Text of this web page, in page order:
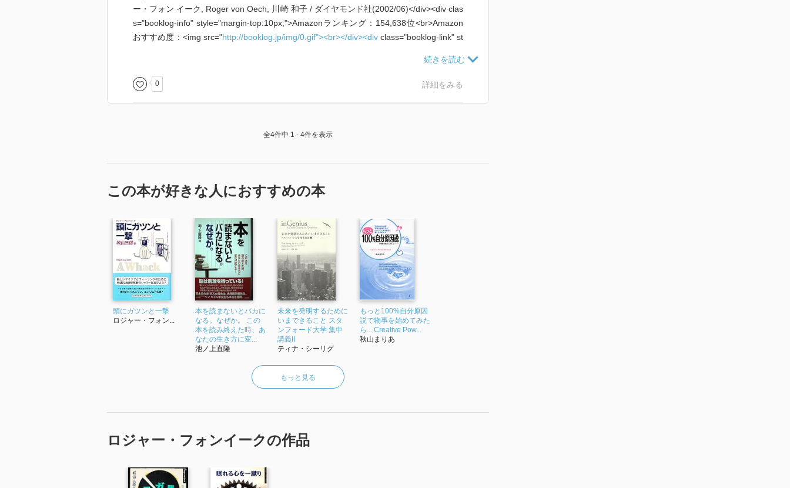
ー・フォン イーク, Roger von Oech, 川崎 和子 / ダイヤモンド社(2002/06)</div><div clas
s="booklog-info" style="margin-top:10px;">Amazonランキング：154,638位<br>Amazon
おすすめ度：<img src="http://booklog.jp/img/0.gif"><br></div><divclass="booklog-link" st
http://booklog.jp/N
YAS/asin/4478760772"
target="_blank">Booklogでレビューを見る</a> by <a href="
booklog.jp
0 詳細をみる
全4件中 1 - 4件を表示
この本が好きな人におすすめの本
頭にガツンと一撃
ロジャー・フォン...
本を読まないとバカに
なる。なぜか。 この
本を読み終えた時、あ
なたの生き方に変...
池ノ上直隆
未来を発明するために
いまできること スタ
ンフォード大学 集中
講義II
ティナ・シーリグ
もっと100%自分原因
説で物事を始めてみた
ら... Creative Pow...
秋山まりあ
もっと見る
ロジャー・フォンイークの作品